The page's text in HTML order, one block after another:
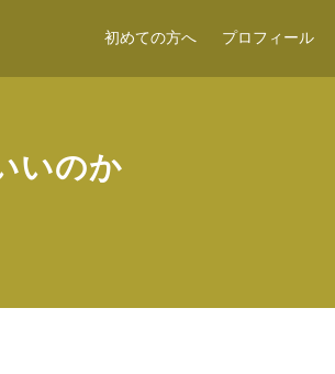
初めての方へ プロフィール
いのか